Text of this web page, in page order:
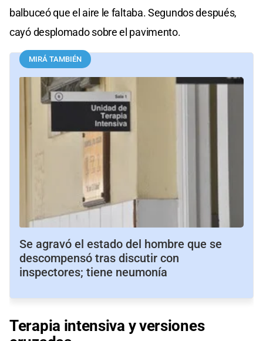
balbuceó que el aire le faltaba. Segundos después,
cayó desplomado sobre el pavimento.
MIRÁ TAMBIÉN
Se agravó el estado del hombre que se
descompensó tras discutir con
inspectores; tiene neumonía
Terapia intensiva y versiones